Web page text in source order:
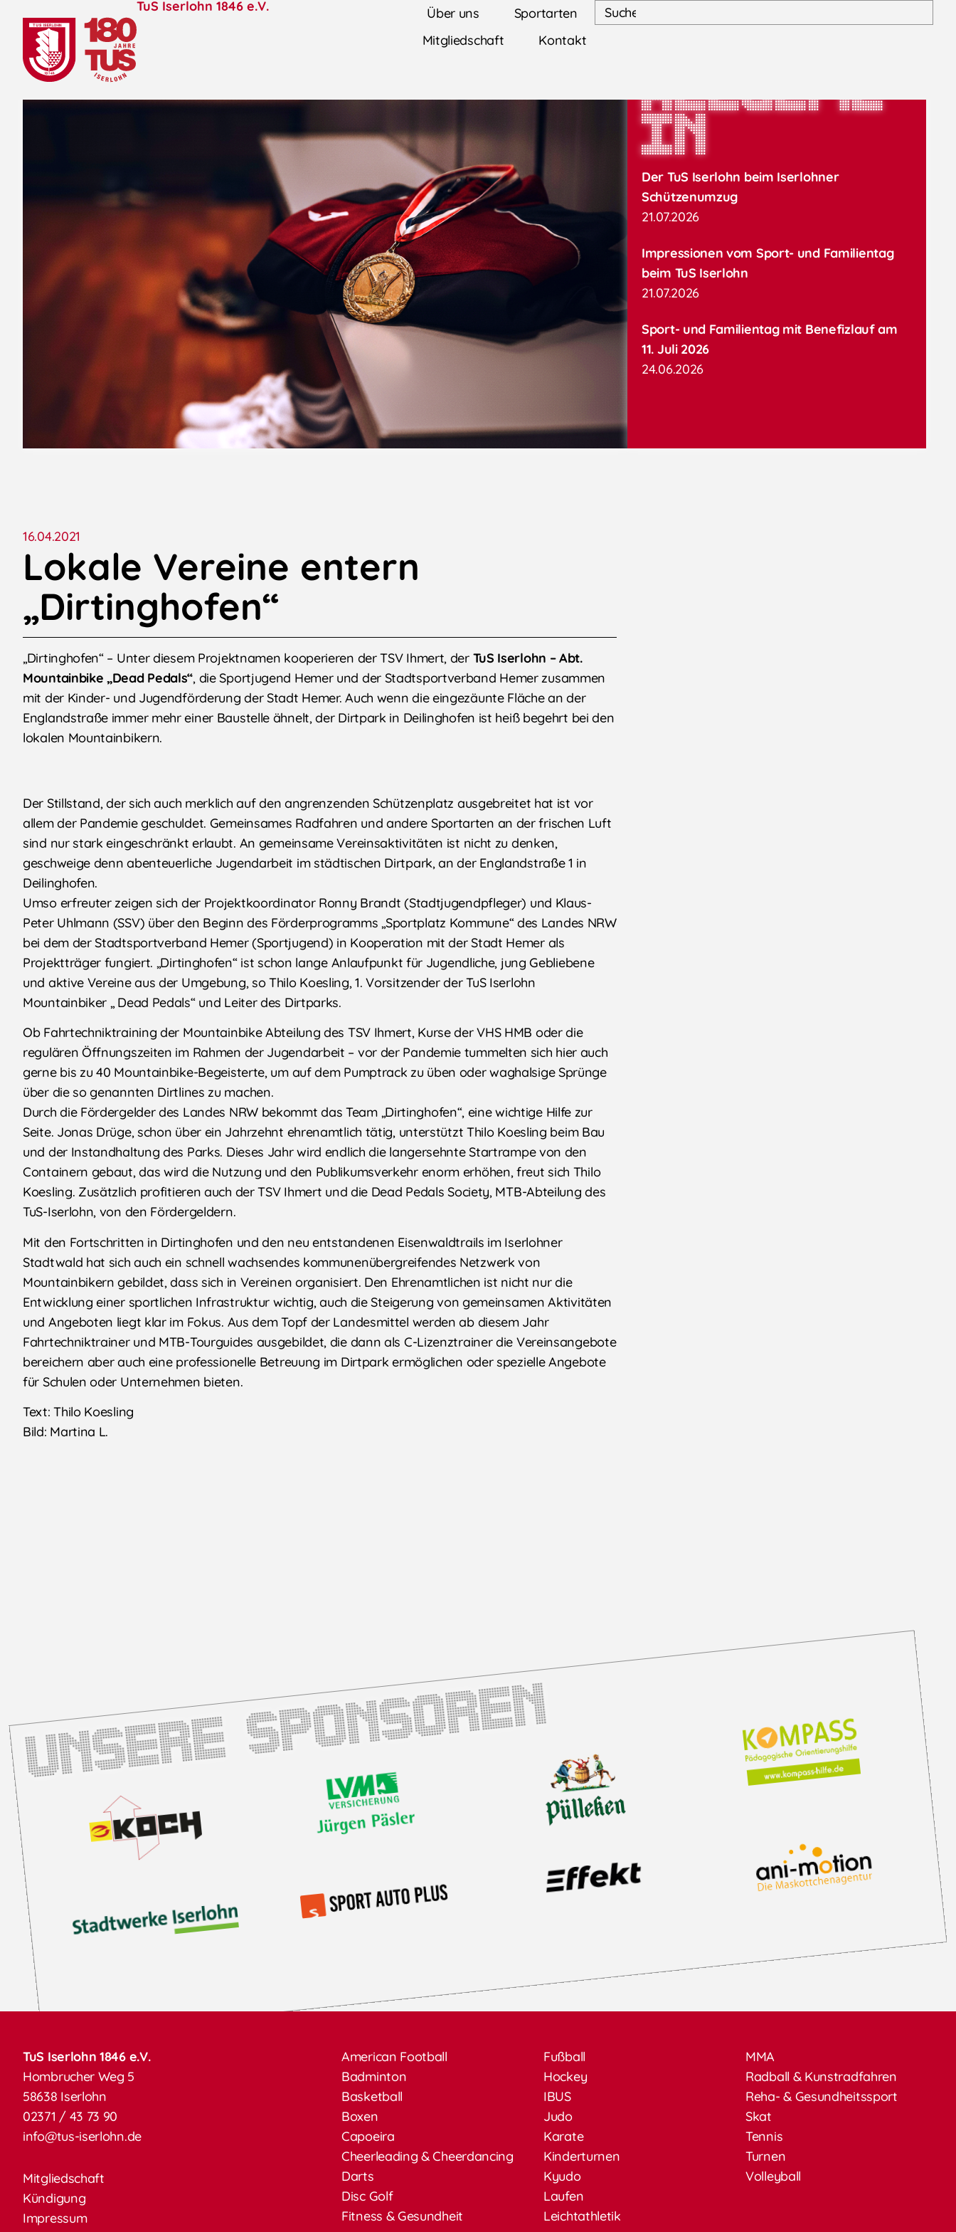
TuS Iserlohn 1846 e.V. Über uns
Sportarten
Mitgliedschaft
Kontakt
Allgeme
in
Der TuS Iserlohn beim Iserlohner
Schützenumzug
21.07.2026
Impressionen vom Sport- und Familientag
beim TuS Iserlohn
21.07.2026
Sport- und Familientag mit Benefizlauf am
11. Juli 2026
24.06.2026
16.04.2021
Lokale Vereine entern
„Dirtinghofen“
„Dirtinghofen“ – Unter diesem Projektnamen kooperieren der TSV Ihmert, der TuS Iserlohn – Abt.
Mountainbike „Dead Pedals“, die Sportjugend Hemer und der Stadtsportverband Hemer zusammen
mit der Kinder- und Jugendförderung der Stadt Hemer. Auch wenn die eingezäunte Fläche an der
Englandstraße immer mehr einer Baustelle ähnelt, der Dirtpark in Deilinghofen ist heiß begehrt bei den
lokalen Mountainbikern.
Der Stillstand, der sich auch merklich auf den angrenzenden Schützenplatz ausgebreitet hat ist vor
allem der Pandemie geschuldet. Gemeinsames Radfahren und andere Sportarten an der frischen Luft
sind nur stark eingeschränkt erlaubt. An gemeinsame Vereinsaktivitäten ist nicht zu denken,
geschweige denn abenteuerliche Jugendarbeit im städtischen Dirtpark, an der Englandstraße 1 in
Deilinghofen.
Umso erfreuter zeigen sich der Projektkoordinator Ronny Brandt (Stadtjugendpfleger) und Klaus-
Peter Uhlmann (SSV) über den Beginn des Förderprogramms „Sportplatz Kommune“ des Landes NRW
bei dem der Stadtsportverband Hemer (Sportjugend) in Kooperation mit der Stadt Hemer als
Projektträger fungiert. „Dirtinghofen“ ist schon lange Anlaufpunkt für Jugendliche, jung Gebliebene
und aktive Vereine aus der Umgebung, so Thilo Koesling, 1. Vorsitzender der TuS Iserlohn
Mountainbiker „ Dead Pedals“ und Leiter des Dirtparks.
Ob Fahrtechniktraining der Mountainbike Abteilung des TSV Ihmert, Kurse der VHS HMB oder die
regulären Öffnungszeiten im Rahmen der Jugendarbeit – vor der Pandemie tummelten sich hier auch
gerne bis zu 40 Mountainbike-Begeisterte, um auf dem Pumptrack zu üben oder waghalsige Sprünge
über die so genannten Dirtlines zu machen.
Durch die Fördergelder des Landes NRW bekommt das Team „Dirtinghofen“, eine wichtige Hilfe zur
Seite. Jonas Drüge, schon über ein Jahrzehnt ehrenamtlich tätig, unterstützt Thilo Koesling beim Bau
und der Instandhaltung des Parks. Dieses Jahr wird endlich die langersehnte Startrampe von den
Containern gebaut, das wird die Nutzung und den Publikumsverkehr enorm erhöhen, freut sich Thilo
Koesling. Zusätzlich profitieren auch der TSV Ihmert und die Dead Pedals Society, MTB-Abteilung des
TuS-Iserlohn, von den Fördergeldern.
Mit den Fortschritten in Dirtinghofen und den neu entstandenen Eisenwaldtrails im Iserlohner
Stadtwald hat sich auch ein schnell wachsendes kommunenübergreifendes Netzwerk von
Mountainbikern gebildet, dass sich in Vereinen organisiert. Den Ehrenamtlichen ist nicht nur die
Entwicklung einer sportlichen Infrastruktur wichtig, auch die Steigerung von gemeinsamen Aktivitäten
und Angeboten liegt klar im Fokus. Aus dem Topf der Landesmittel werden ab diesem Jahr
Fahrtechniktrainer und MTB-Tourguides ausgebildet, die dann als C-Lizenztrainer die Vereinsangebote
bereichern aber auch eine professionelle Betreuung im Dirtpark ermöglichen oder spezielle Angebote
für Schulen oder Unternehmen bieten.
Text: Thilo Koesling
Bild: Martina L.
Unsere Sponsoren
TuS Iserlohn 1846 e.V.
Hombrucher Weg 5
58638 Iserlohn
02371 / 43 73 90
info@tus-iserlohn.de
Mitgliedschaft
Kündigung
Impressum
American Football
Badminton
Basketball
Boxen
Capoeira
Cheerleading & Cheerdancing
Darts
Disc Golf
Fitness & Gesundheit
Fußball
Hockey
IBUS
Judo
Karate
Kinderturnen
Kyudo
Laufen
Leichtathletik
MMA
Radball & Kunstradfahren
Reha- & Gesundheitssport
Skat
Tennis
Turnen
Volleyball